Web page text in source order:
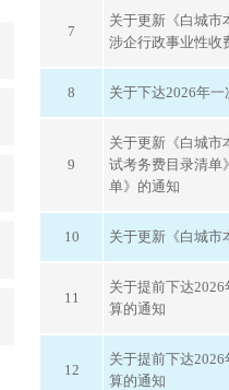
7
关于更新《白城市
涉企行政事业性收
8 关于下达2026年
9
关于更新《白城市
试考务费目录清单
单》的通知
10 关于更新《白城市
11
关于提前下达
算的通知
12
关于提前下达
算的通知